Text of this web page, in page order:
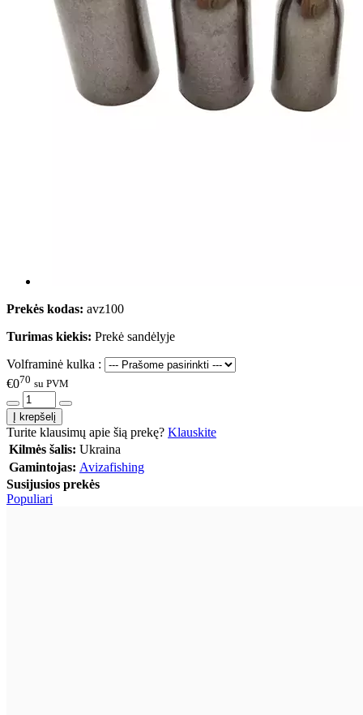
Prekės kodas: avz100
Turimas kiekis: Prekė sandėlyje
Volframinė kulka :
€070 su PVM
Turite klausimų apie šią prekę? Klauskite
Kilmės šalis: Ukraina
Gamintojas: Avizafishing
Susijusios prekės
Populiari